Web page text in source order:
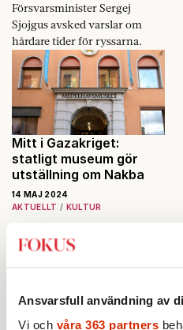
Ansvarsfull användning av
Vi och våra 363 partners
Försvarsminister Sergej
Sjojgus avsked varslar om
hårdare tider för ryssarna.
Mitt i Gazakriget:
statligt museum gör
utställning om Nakba
14 MAJ 2024
AKTUELLT
KULTUR
utställning som uteslutande
hände när Israel skapades.